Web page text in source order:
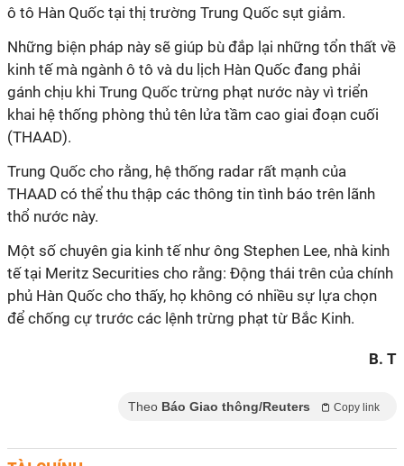
ô tô Hàn Quốc tại thị trường Trung Quốc sụt giảm.
Những biện pháp này sẽ giúp bù đắp lại những tổn thất về
kinh tế mà ngành ô tô và du lịch Hàn Quốc đang phải
gánh chịu khi Trung Quốc trừng phạt nước này vì triển
khai hệ thống phòng thủ tên lửa tầm cao giai đoạn cuối
(THAAD).
Trung Quốc cho rằng, hệ thống radar rất mạnh của
THAAD có thể thu thập các thông tin tình báo trên lãnh
thổ nước này.
Một số chuyên gia kinh tế như ông Stephen Lee, nhà kinh
tế tại Meritz Securities cho rằng: Động thái trên của chính
phủ Hàn Quốc cho thấy, họ không có nhiều sự lựa chọn
để chống cự trước các lệnh trừng phạt từ Bắc Kinh.
B. T
Theo Báo Giao thông/Reuters Copy link